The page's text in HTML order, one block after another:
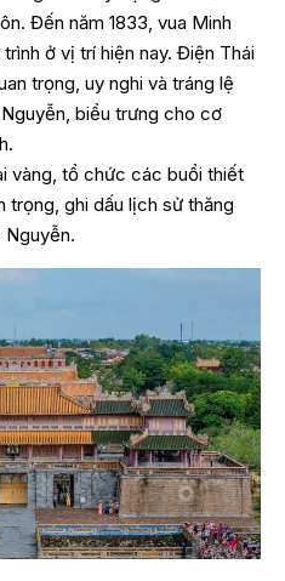
Đến năm 1833, vua Minh
ở vị trí hiện nay. Điện Thái
trọng, uy nghi và tráng lệ
biểu trưng cho cơ
vàng, tổ chức các buổi thiết
trọng, ghi dấu lịch sử thăng
Nguyễn.